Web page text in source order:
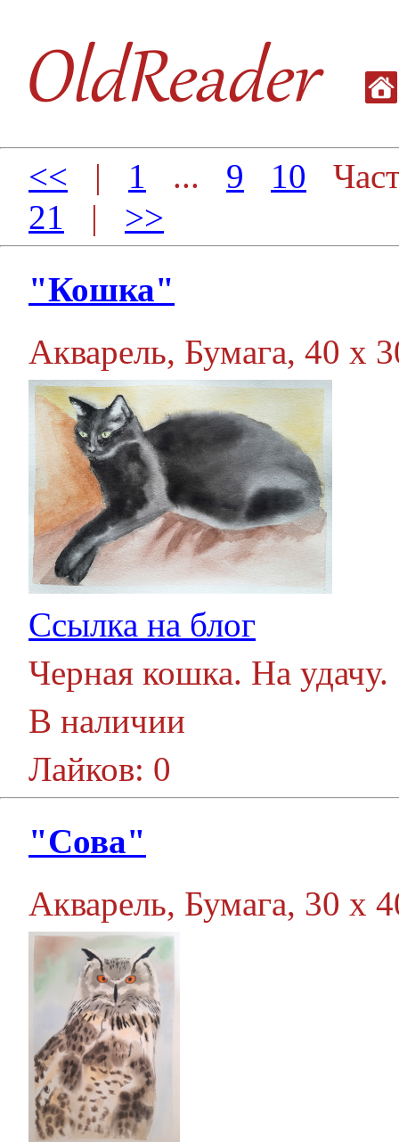
<< | 1 ... 9 10
21 | >>
"Кошка"
Акварель, Бумага, 40 х
Ссылка на блог
Черная кошка. На удачу.
В наличии
Лайков: 0
"Сова"
Акварель, Бумага, 30 х